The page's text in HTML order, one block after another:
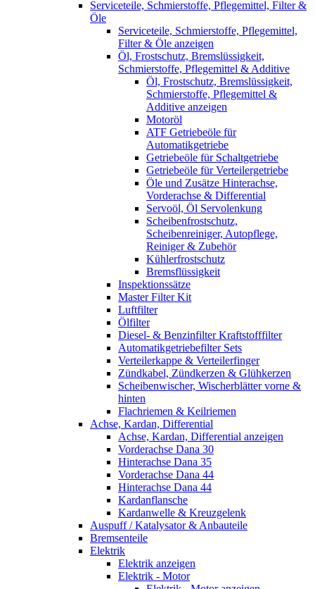
Serviceteile, Schmierstoffe, Pflegemittel, Filter &
Öle
Serviceteile, Schmierstoffe, Pflegemittel,
Filter & Öle anzeigen
Öl, Frostschutz, Bremslüssigkeit,
Schmierstoffe, Pflegemittel & Additive
Öl, Frostschutz, Bremslüssigkeit,
Schmierstoffe, Pflegemittel &
Additive anzeigen
Motoröl
ATF Getriebeöle für
Automatikgetriebe
Getriebeöle für Schaltgetriebe
Getriebeöle für Verteilergetriebe
Öle und Zusätze Hinterachse,
Vorderachse & Differential
Servoöl, Öl Servolenkung
Scheibenfrostschutz,
Scheibenreiniger, Autopflege,
Reiniger & Zubehör
Kühlerfrostschutz
Bremsflüssigkeit
Inspektionssätze
Master Filter Kit
Luftfilter
Ölfilter
Diesel- & Benzinfilter Kraftstofffilter
Automatikgetriebefilter Sets
Verteilerkappe & Verteilerfinger
Zündkabel, Zündkerzen & Glühkerzen
Scheibenwischer, Wischerblätter vorne &
hinten
Flachriemen & Keilriemen
Achse, Kardan, Differential
Achse, Kardan, Differential anzeigen
Vorderachse Dana 30
Hinterachse Dana 35
Vorderachse Dana 44
Hinterachse Dana 44
Kardanflansche
Kardanwelle & Kreuzgelenk
Auspuff / Katalysator & Anbauteile
Bremsenteile
Elektrik
Elektrik anzeigen
Elektrik - Motor